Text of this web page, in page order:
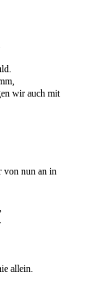
wir auch mit
von nun an in
allein.